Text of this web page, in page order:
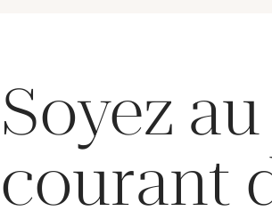
Soyez au
courant